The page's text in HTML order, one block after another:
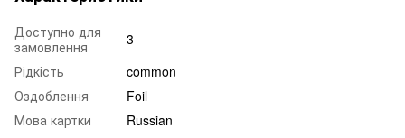
Доступно для
замовлення
3
Рідкість
common
Оздоблення
Foil
Мова картки
Russian